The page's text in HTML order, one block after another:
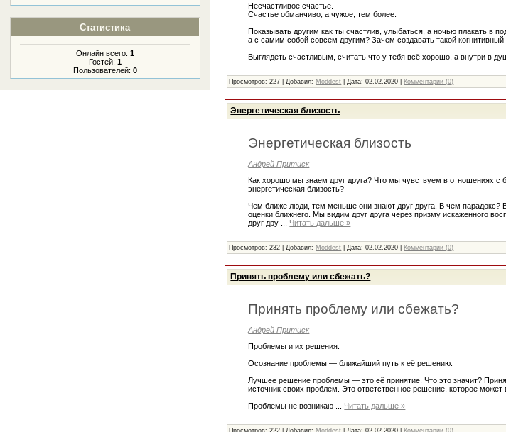
Статистика
Онлайн всего: 1
Гостей: 1
Пользователей: 0
Несчастливое счастье.
Счастье обманчиво, а чужое, тем более.
Показывать другим как ты счастлив, улыбаться, а ночью плакать в
а с самим собой совсем другим? Зачем создавать такой
Выглядеть счастливым, считать что у тебя всё хорошо, а внутри в
Просмотров: 227 | Добавил: Moddest | Дата:02.02.2020 Комментарии (0)
Энергетическая близость
Энергетическая близость
Андрей Притиск
Как хорошо мы знаем друг друга? Что мы чувствуем в отношениях с
энергетическая близость?
Чем ближе люди, тем меньше они знают друг друга. В чем парадокс?
оценки ближнего. Мы видим друг друга через призму искаженного
друг дру
Читать дальше »
Просмотров: 232 | Добавил: Moddest | Дата:02.02.2020 Комментарии (0)
Принять проблему или сбежать?
Принять проблему или сбежать?
Андрей Притиск
Проблемы и их решения.
Осознание проблемы — ближайший путь к её решению.
Лучшее решение проблемы — это её принятие. Что это значит?
источник своих проблем. Это ответственное решение, которое может
Проблемы не возникаю
Читать дальше »